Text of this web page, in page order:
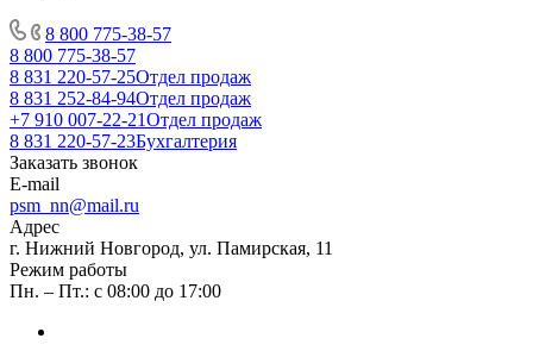
8 800 775-38-57
8 800 775-38-57
8 831 220-57-25Отдел продаж
8 831 252-84-94Отдел продаж
+7 910 007-22-21Отдел продаж
8 831 220-57-23Бухгалтерия
Заказать звонок
E-mail
psm_nn@mail.ru
Адрес
г. Нижний Новгород, ул. Памирская, 11
Режим работы
Пн. – Пт.: с 08:00 до 17:00